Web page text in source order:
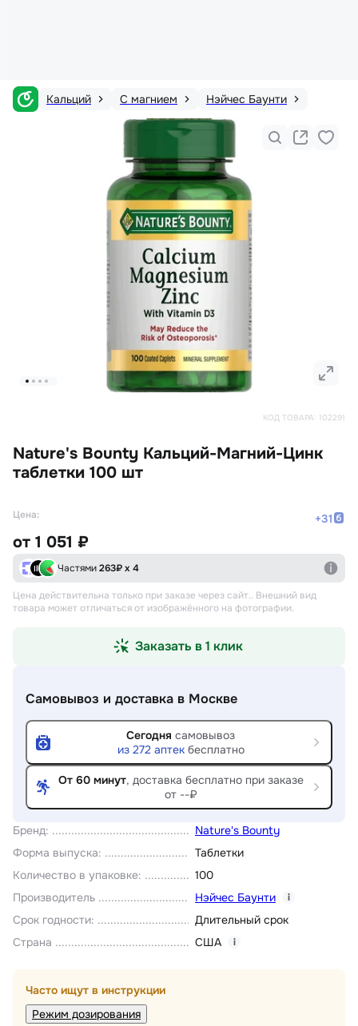
Кальций С магнием Нэйчес Баунти
КОД ТОВАРА: 102291
Nature's Bounty Кальций-Магний-Цинк
таблетки 100 шт
Бренд:
Nature's Bounty
Форма выпуска:
Таблетки
Количество в упаковке:
100
Производитель
Нэйчес Баунти i
Срок годности:
Длительный срок
Страна
США i
Часто ищут в инструкции
Режим дозирования
Цена: +31
от 1 051 ₽
Частями263₽ х 4
Цена действительна только при заказе через сайт.. Внешний вид
товара может отличаться от изображённого на фотографии.
Заказать в 1 клик
Самовывоз и доставка в Москве
Сегодня самовывоз
из 272 аптекбесплатно
От 60 минут, доставка бесплатно при заказе
от --₽